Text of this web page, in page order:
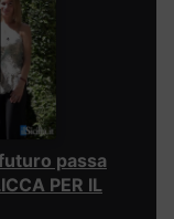
passa
PER IL